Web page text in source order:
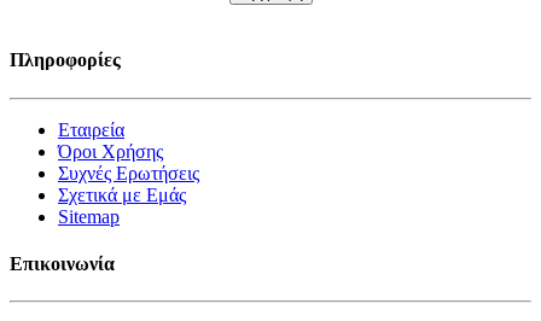
Πληροφορίες
Εταιρεία
Όροι Χρήσης
Συχνές Ερωτήσεις
Σχετικά με Εμάς
Sitemap
Επικοινωνία